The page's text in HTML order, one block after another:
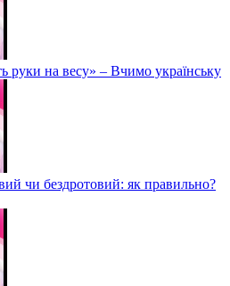
руки на весу» – Вчимо українську
чи бездротовий: як правильно?